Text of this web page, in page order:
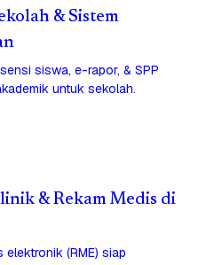
& Sistem
siswa, e-rapor, & SPP
untuk sekolah.
& Rekam Medis di
elektronik (RME) siap